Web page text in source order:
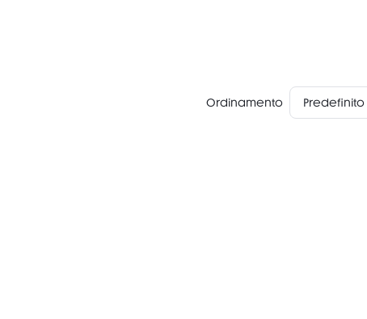
Ordinamento Predefinito